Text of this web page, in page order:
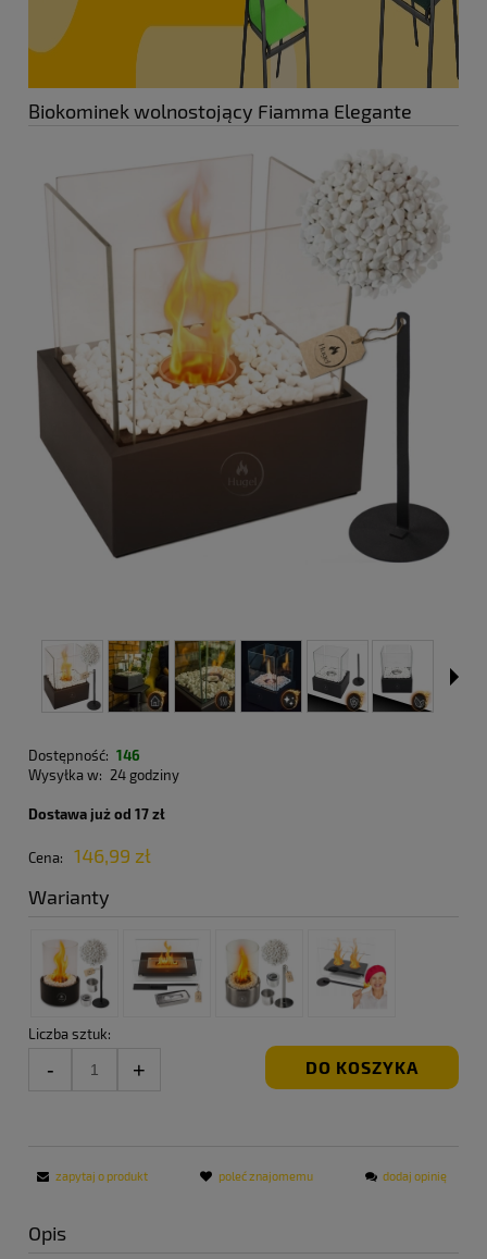
Biokominek wolnostojący Fiamma Elegante
Dostępność: 146
Wysyłka w: 24 godziny
Dostawa już od 17 zł
Cena:
146,99 zł
Warianty
Liczba sztuk:
DO KOSZYKA
zapytaj o produkt poleć znajomemu dodaj opinię
Opis